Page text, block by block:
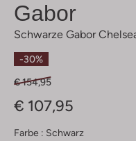
Gabor
Schwarze Gabor
-30%
€ 154,95
€ 107,95
Farbe : Schwarz